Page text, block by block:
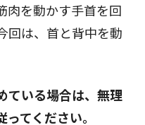
肉を動かす手首を回
回は、首と背中を動
ている場合は、無理
てください。